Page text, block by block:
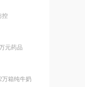
控
元药品
万箱纯牛奶